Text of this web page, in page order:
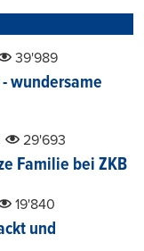
39'989
wundersame
29'693
Familie bei ZKB
19'840
und